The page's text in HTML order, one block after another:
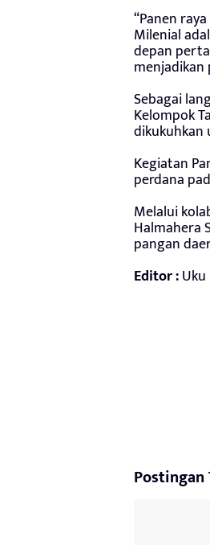
“Panen
Milenial
depan
Sebagai
Kelompok
dikukuhkan
Kegiatan
perdana
Melalui
Halmahera
pangan
Editor :Uku